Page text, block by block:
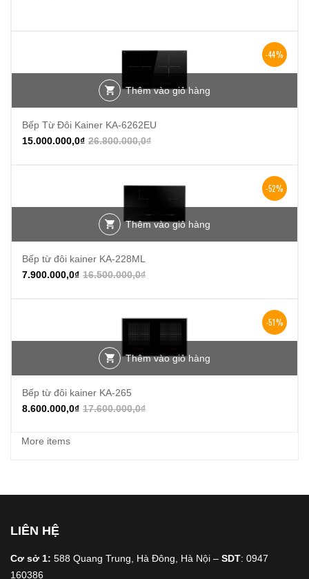
-44%
Thêm vào giỏ hàng
Bếp Từ Đôi Kainer KA-6262EU
26.800.000,0₫
15.000.000,0₫
-52%
Thêm vào giỏ hàng
Bếp từ đôi kainer KA-228ML
16.500.000,0₫
7.900.000,0₫
-51%
Thêm vào giỏ hàng
Bếp từ đôi kainer KA-265
17.600.000,0₫
8.600.000,0₫
More items
LIÊN HỆ
Cơ sở 1: 588 Quang Trung, Hà Đông, Hà Nội – SDT: 0947
160386